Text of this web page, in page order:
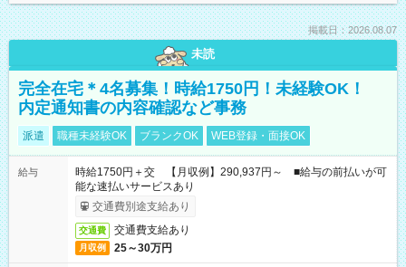
掲載日：2026.08.07
未読
完全在宅＊4名募集！時給1750円！未経験OK！
内定通知書の内容確認など事務
派遣 職種未経験OK ブランクOK WEB登録・面接OK
給与
時給1750円＋交 【月収例】290,937円～ ■給与の前払いが可
能な速払いサービスあり
交通費別途支給あり
交通費 交通費支給あり
月収例 25～30万円